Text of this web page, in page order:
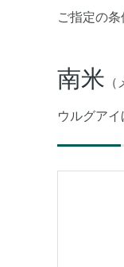
ご指定の
南米
ウルグアイ